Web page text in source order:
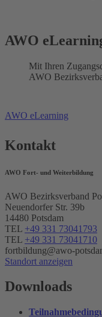
AWO
Mit Ihren
AWO
AWO eLearning
Kontakt
AWO Fort- und Weiterbildung
AWO Bezirksverband
Neuendorfer Str. 39b
14480 Potsdam
TEL +49 331 73041793
TEL +49 331 73041710
fortbildung@awo-
Standort anzeigen
Downloads